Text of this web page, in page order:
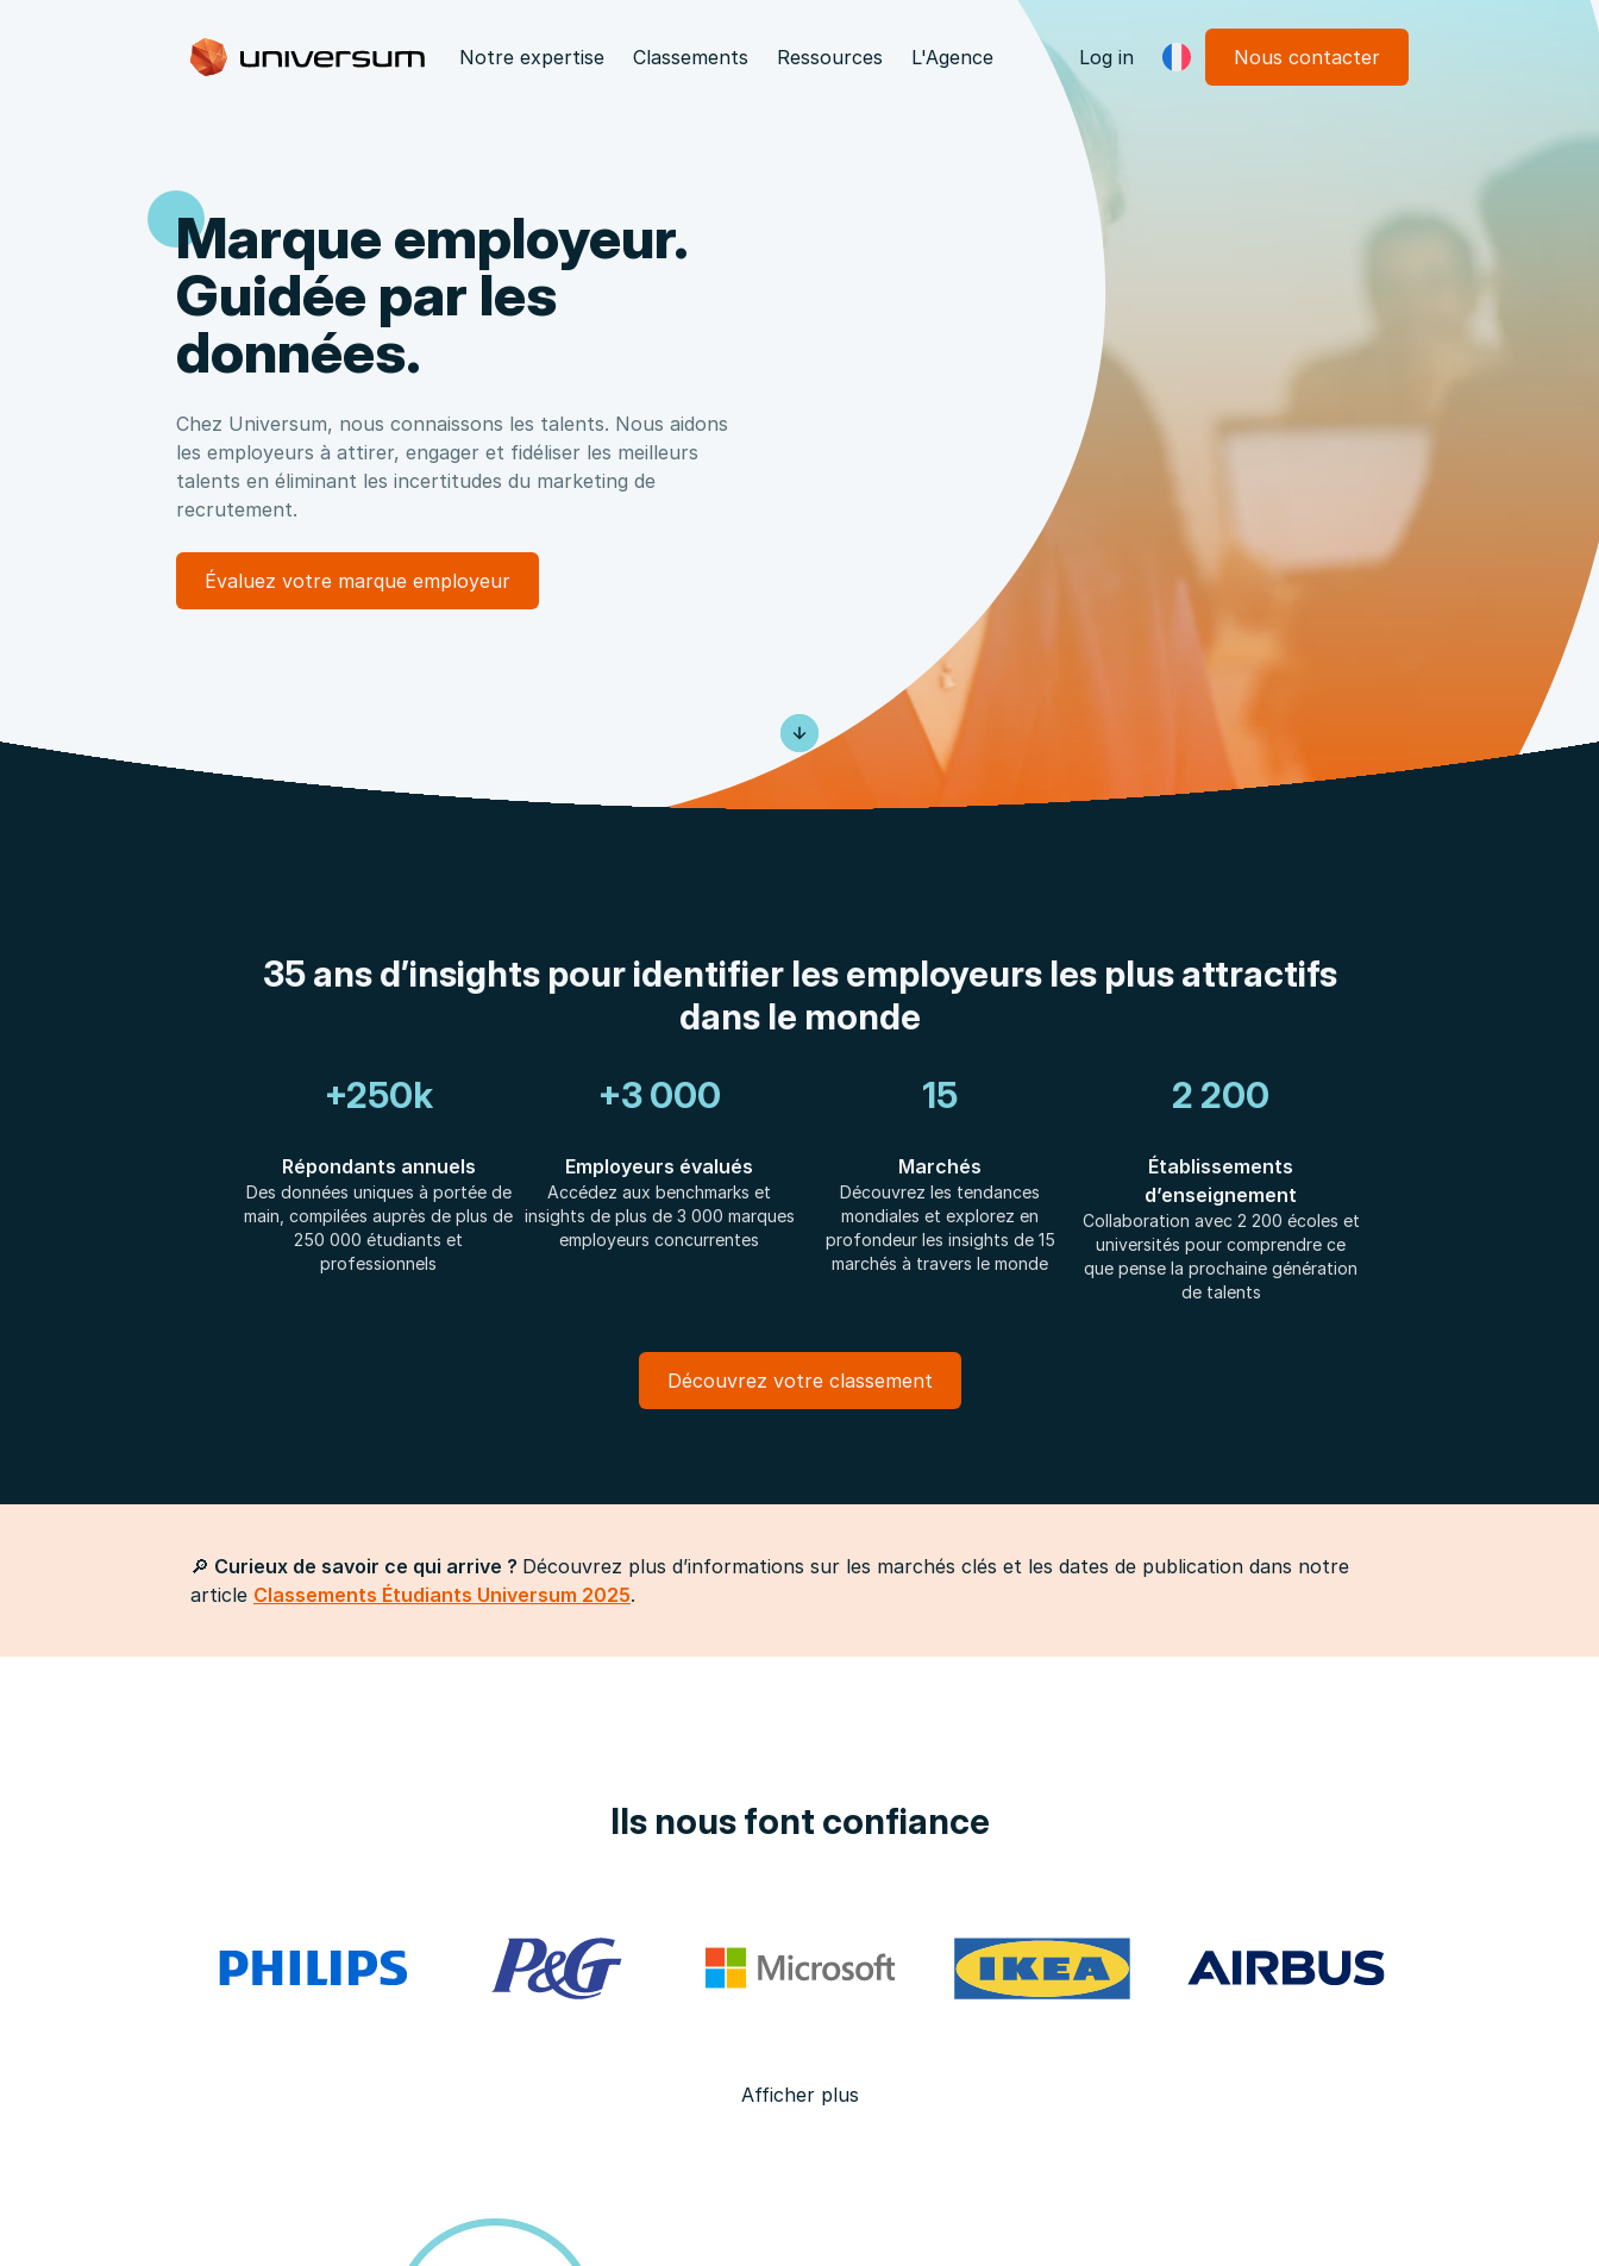
Notre expertise Classements Ressources L'Agence Log in Nous contacter
Marque employeur.
Guidée par les
données.
Chez Universum, nous connaissons les talents. Nous aidons
les employeurs à attirer, engager et fidéliser les meilleurs
talents en éliminant les incertitudes du marketing de
recrutement.
Évaluez votre marque employeur
35 ans d’insights pour identifier les employeurs les plus attractifs
dans le monde
+250k
Répondants annuels
Des données uniques à portée de
main, compilées auprès de plus de
250 000 étudiants et
professionnels
+3 000
Employeurs évalués
Accédez aux benchmarks et
insights de plus de 3 000 marques
employeurs concurrentes
15
Marchés
Découvrez les tendances
mondiales et explorez en
profondeur les insights de 15
marchés à travers le monde
2 200
Établissements
d’enseignement
Collaboration avec 2 200 écoles et
universités pour comprendre ce
que pense la prochaine génération
de talents
Découvrez votre classement
🔎 Curieux de savoir ce qui arrive ? Découvrez plus d’informations sur les marchés clés et les dates de publication dans notre
article Classements Étudiants Universum 2025.
Ils nous font confiance
Afficher plus